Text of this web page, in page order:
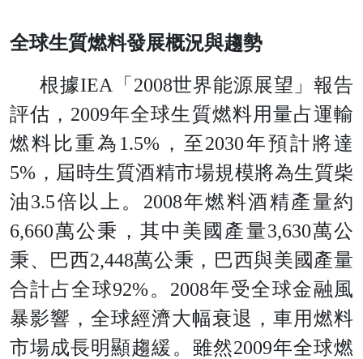
全球生質燃料發展概況與趨勢
根據IEA 「 2008世界能源展望」報告
評估 ， 2009年全球生質燃料用量占運輸
燃料比重為 1.5%， 至2030年預計將達
5% ，屆時生質酒精市場規模將為生質柴
油3.5倍以上 。 2008年燃料酒精產量約
6,660萬公秉，其中美國產量3,630萬公
秉、巴西2,448萬公秉，巴西與美國產量
合計占全球92%。 2008年受全球金融風
暴影響，全球經濟大幅衰退，車用燃料
市場成長明顯趨緩。雖然2009年全球燃